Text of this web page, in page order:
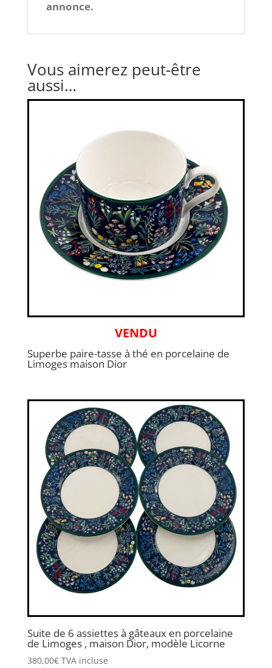
annonce.
Vous aimerez peut-être
aussi…
VENDU
Superbe paire-tasse à thé en porcelaine de
Limoges maison Dior
Suite de 6 assiettes à gâteaux en porcelaine
de Limoges , maison Dior, modèle Licorne
380,00€ TVA incluse